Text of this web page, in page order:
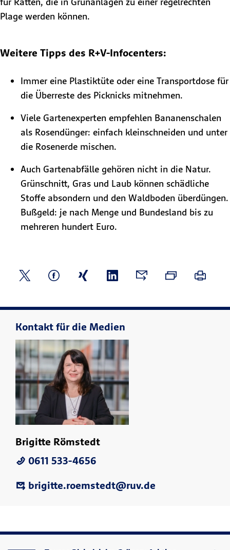
Plage werden können.
Weitere Tipps des R+V-Infocenters:
Immer eine Plastiktüte oder eine Transportdose für
die Überreste des Picknicks mitnehmen.
Viele Gartenexperten empfehlen Bananenschalen
als Rosendünger: einfach kleinschneiden und unter
die Rosenerde mischen.
Auch Gartenabfälle gehören nicht in die Natur.
Grünschnitt, Gras und Laub können schädliche
Stoffe absondern und den Waldboden überdüngen.
Bußgeld: je nach Menge und Bundesland bis zu
mehreren hundert Euro.
Kontakt für die Medien
Brigitte Römstedt
0611 533-4656
brigitte.roemstedt@ruv.de